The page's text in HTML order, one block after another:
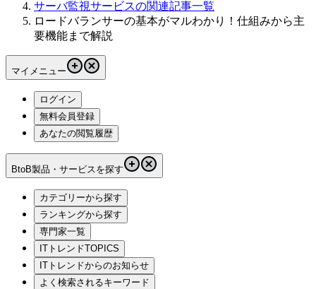
サーバ監視サービスの関連記事一覧
ロードバランサーの基本がマルわかり！仕組みから主
要機能まで解説
マイメニュー
ログイン
無料会員登録
あなたの閲覧履歴
BtoB製品・サービスを探す
カテゴリーから探す
ランキングから探す
専門家一覧
ITトレンドTOPICS
ITトレンドからのお知らせ
よく検索されるキーワード